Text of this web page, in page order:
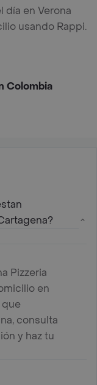
día en Verona
usando Rappi.
Colombia
Pizzeria
en
que
consulta
y haz tu